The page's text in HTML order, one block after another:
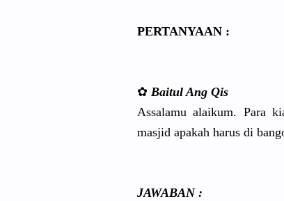
PERTANYAAN :
✿ Baitul Ang Qis
Assalamu alaikum. Para
masjid apakah harus di
JAWABAN :